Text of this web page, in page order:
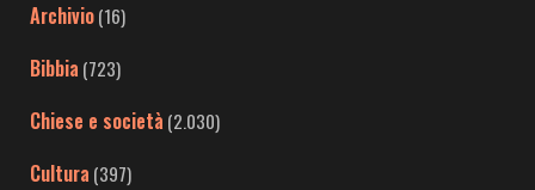
Archivio(16)
Bibbia (723)
Chiese e società (2.030)
Cultura (397)